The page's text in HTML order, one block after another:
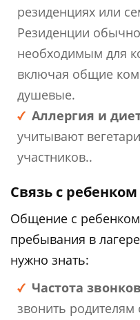
резиденциях или
Резиденции
необходимым для
включая общие
душевые.
Аллергия и
учитывают
участников..
Связь с ребенком
Общение с
пребывания в
нужно знать:
Частота
звонить